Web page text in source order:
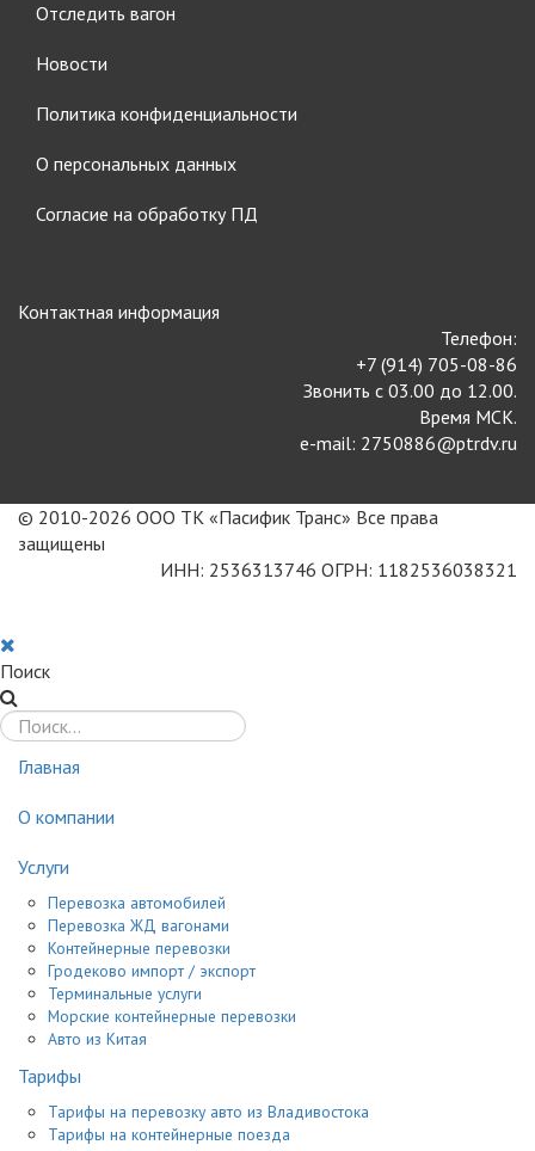
Отследить вагон
Новости
Политика конфиденциальности
О персональных данных
Согласие на обработку ПД
Контактная информация
Телефон:
+7 (914) 705-08-86
Звонить с 03.00 до 12.00.
Время МСК.
e-mail: 2750886@ptrdv.ru
© 2010-2026 ООО ТК «Пасифик Транс» Все права
защищены
ИНН: 2536313746 ОГРН: 1182536038321
Поиск
Главная
О компании
Услуги
Перевозка автомобилей
Перевозка ЖД вагонами
Контейнерные перевозки
Гродеково импорт / экспорт
Терминальные услуги
Морские контейнерные перевозки
Авто из Китая
Тарифы
Тарифы на перевозку авто из Владивостока
Тарифы на контейнерные поезда